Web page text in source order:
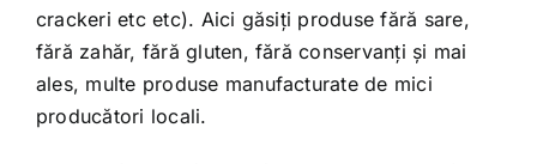
crackeri etc etc). Aici găsiți produse fără sare,
fără zahăr, fără gluten, fără conservanți și mai
ales, multe produse manufacturate de mici
producători locali.